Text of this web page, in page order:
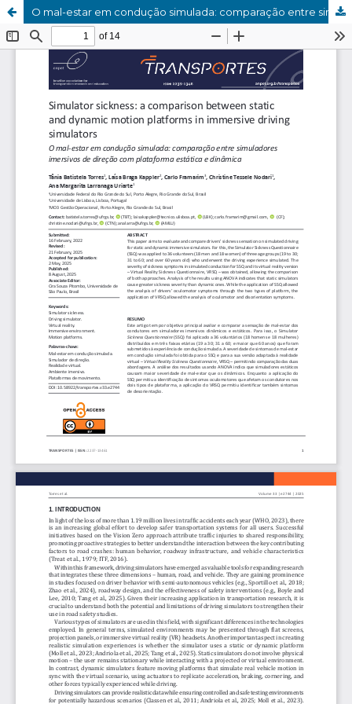
O mal-estar em condução simulada: comparação entre simuladores imersivos de direção com plataforma estática e dinâmica